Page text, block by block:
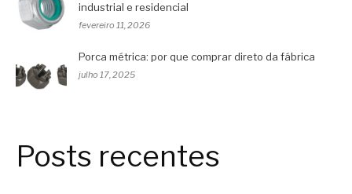
industrial e residencial
fevereiro 11, 2026
Porca métrica: por que comprar direto da fábrica
julho 17, 2025
Posts recentes